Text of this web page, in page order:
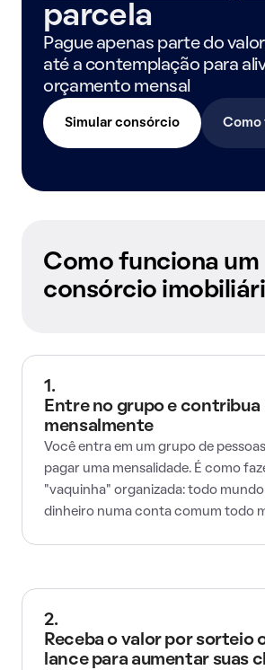
parcela
Pague apenas parte do
até a contemplação para
orçamento mensal
Simular consórcio Como
Como funciona um
consórcio
1.
Entre no grupo e contribua
mensalmente
Você entra em um grupo de
pagar uma mensalidade. É como
"vaquinha" organizada: todo
dinheiro numa conta comum todo
2.
Receba o valor por sorteio
lance para aumentar suas